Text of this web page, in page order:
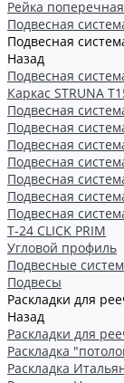
Рейка поперечная
Подвесная
Подвесная
Назад
Подвесная
Каркас STRUNA
Подвесная
Подвесная
Подвесная
Подвесная
Подвесная
Подвесная
Подвесная
Т-24 CLICK PRIM
Угловой профиль
Подвесные
Подвесы
Раскладки для
Назад
Раскладки для
Раскладка
Раскладка